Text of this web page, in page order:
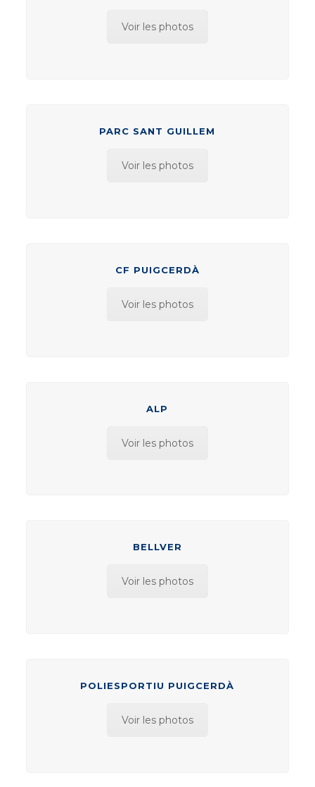
Voir les photos
PARC SANT GUILLEM
Voir les photos
CF PUIGCERDÀ
Voir les photos
ALP
Voir les photos
BELLVER
Voir les photos
POLIESPORTIU PUIGCERDÀ
Voir les photos